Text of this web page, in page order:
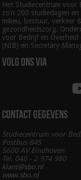
Het Studiecentrum voor
zo’n 200 studiedagen
milieu, bestuur, verkeer
gezondheidszorg.
voor Bedrijf en
(NIB) en Secretary
Volg ons via
Contact gegevens
Studiecentrum voor
Postbus 845
5600 AV Eindhoven
Tel. 040 - 2 974 980
klant@sbo.nl
www.sbo.nl